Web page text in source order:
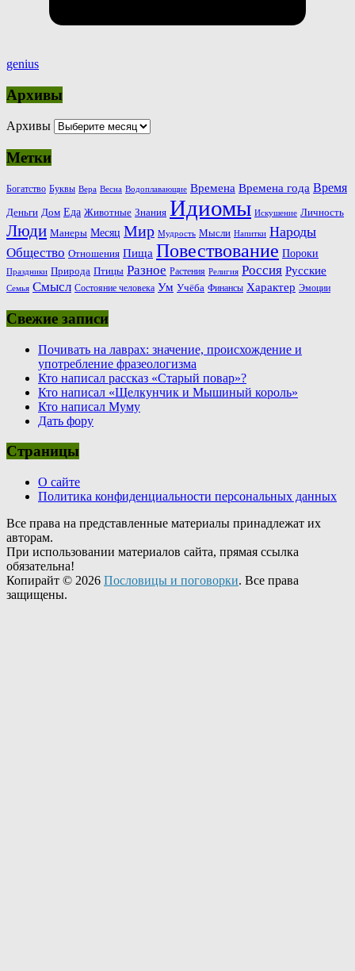
genius
Архивы
Архивы
Метки
Богатство Буквы Вера Весна Водоплавающие Времена Времена года Время
Деньги Дом Еда Животные Знания Идиомы Искушение Личность
Люди Манеры Месяц Мир Мудрость Мысли Напитки Народы
Общество Отношения Пища Повествование Пороки
Праздники Природа Птицы Разное Растения Религия Россия Русские
Семья Смысл Состояние человека Ум Учёба Финансы Характер Эмоции
Свежие записи
Почивать на лаврах: значение, происхождение и
употребление фразеологизма
Кто написал рассказ «Старый повар»?
Кто написал «Щелкунчик и Мышиный король»
Кто написал Муму
Дать фору
Страницы
О сайте
Политика конфиденциальности персональных данных
Все права на представленные материалы принадлежат их
авторам.
При использовании материалов сайта, прямая ссылка
обязательна!
Копирайт © 2026 Пословицы и поговорки. Все права
защищены.